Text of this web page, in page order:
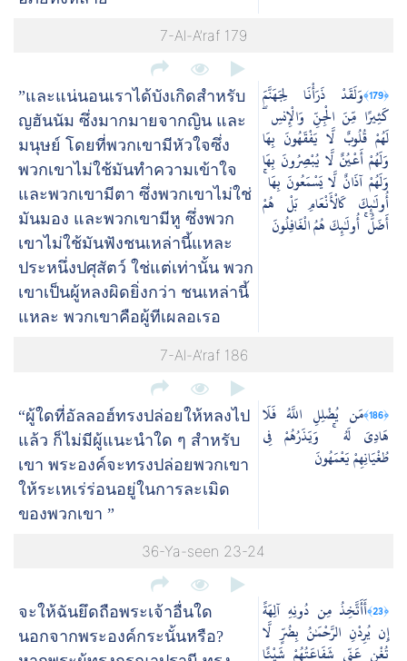
7-Al-A’raf 179
”และแน่นอนเราได้บังเกิดสำหรับ
ญฮันนัม ซึ่งมากมายจากญิน และ
มนุษย์ โดยที่พวกเขามีหัวใจซึ่ง
พวกเขาไม่ใช้มันทำความเข้าใจ
และพวกเขามีตา ซึ่งพวกเขาไม่ใช่
มันมอง และพวกเขามีหู ซึ่งพวก
เขาไม่ใช้มันฟังชนเหล่านี้แหละ
ประหนึ่งปศุสัตว์ ใช่แต่เท่านั้น พวก
เขาเป็นผู้หลงผิดยิ่งกว่า ชนเหล่านี้
แหละ พวกเขาคือผู้ทีเผลอเรอ
﴿179﴾
وَلَقَدْ ذَرَأْنَا لِجَهَنَّمَ
كَثِيرًا مِّنَ الْجِنِّ وَالْإِنسِ ۖ
لَهُمْ قُلُوبٌ لَّا يَفْقَهُونَ بِهَا
وَلَهُمْ أَعْيُنٌ لَّا يُبْصِرُونَ بِهَا
وَلَهُمْ آذَانٌ لَّا يَسْمَعُونَ بِهَا ۚ
أُولَٰئِكَ كَالْأَنْعَامِ بَلْ هُمْ
أَضَلُّ ۚ أُولَٰئِكَ هُمُ الْغَافِلُونَ
7-Al-A’raf 186
“ผู้ใดที่อัลลอฮ์ทรงปล่อยให้หลงไป
แล้ว ก็ไม่มีผู้แนะนำใด ๆ สำหรับ
เขา พระองค์จะทรงปล่อยพวกเขา
ให้ระเหเร่ร่อนอยู่ในการละเมิด
ของพวกเขา ”
﴿186﴾
مَن يُضْلِلِ اللَّهُ فَلَا
هَادِيَ لَهُ ۚ وَيَذَرُهُمْ فِي
طُغْيَانِهِمْ يَعْمَهُونَ
36-Ya-seen 23-24
จะให้ฉันยึดถือพระเจ้าอื่นใด
นอกจากพระองค์กระนั้นหรือ?
﴿23﴾
أَأَتَّخِذُ مِن دُونِهِ آلِهَةً
إِن يُرِدْنِ الرَّحْمَٰنُ بِضُرٍّ لَّا
تُغْنِ عَنِّي شَفَاعَتُهُمْ شَيْئًا